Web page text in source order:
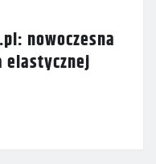
nowoczesna
elastycznej